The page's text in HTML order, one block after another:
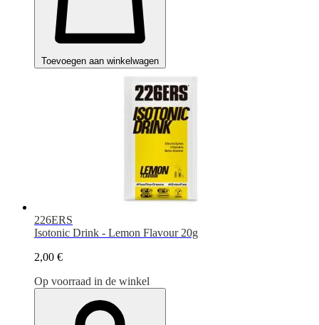
Toevoegen aan winkelwagen
226ERS
Isotonic Drink - Lemon Flavour 20g
2,00 €
Op voorraad in de winkel